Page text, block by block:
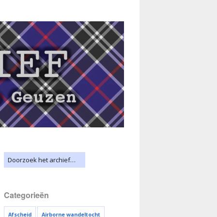
Categorieën
Afscheid Airborne wandeltocht